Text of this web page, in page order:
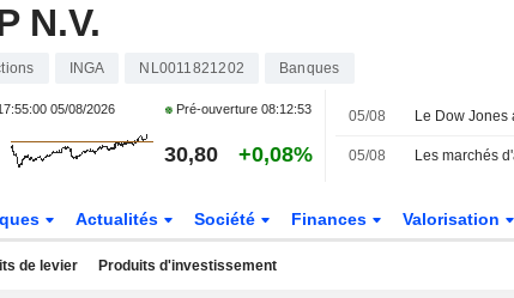
N.V.
INGA NL0011821202 Banques
05/08/2026 Pré-ouverture 08:12:53
30,80 +0,08%
05/08
05/08
Actualités Société Finances Valorisation
de levier Produits d'investissement